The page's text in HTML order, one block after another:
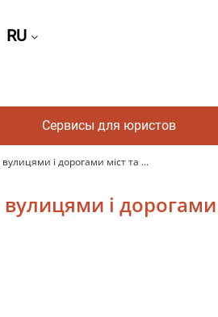
RU
Сервисы для юристов
і дорогами міст та ...
і